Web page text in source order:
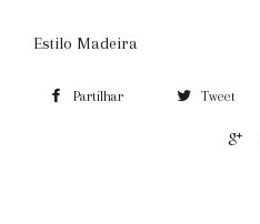
Estilo Madeira
Partilhar Tweet